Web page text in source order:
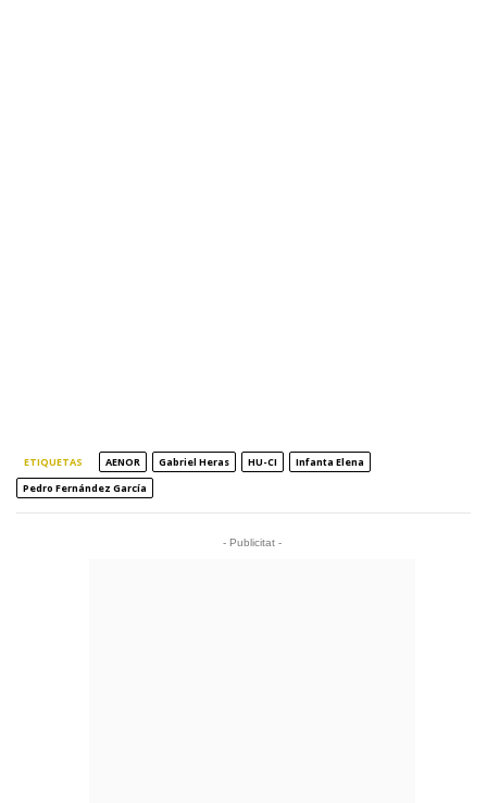
ETIQUETAS AENOR Gabriel Heras HU-CI
Infanta Elena
Pedro Fernández García
- Publicitat -